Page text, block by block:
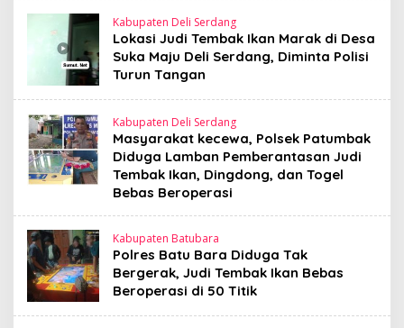
Kabupaten Deli Serdang
Lokasi Judi Tembak Ikan Marak di Desa
Suka Maju Deli Serdang, Diminta Polisi
Turun Tangan
Kabupaten Deli Serdang
Masyarakat kecewa, Polsek Patumbak
Diduga Lamban Pemberantasan Judi
Tembak Ikan, Dingdong, dan Togel
Bebas Beroperasi
Kabupaten Batubara
Polres Batu Bara Diduga Tak
Bergerak, Judi Tembak Ikan Bebas
Beroperasi di 50 Titik